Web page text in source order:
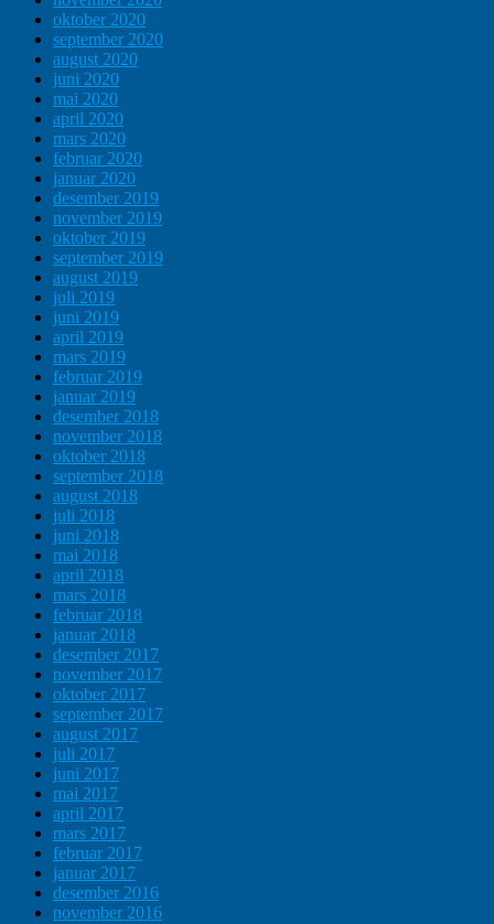
oktober 2020
september 2020
august 2020
juni 2020
mai 2020
april 2020
mars 2020
februar 2020
januar 2020
desember 2019
november 2019
oktober 2019
september 2019
august 2019
juli 2019
juni 2019
april 2019
mars 2019
februar 2019
januar 2019
desember 2018
november 2018
oktober 2018
september 2018
august 2018
juli 2018
juni 2018
mai 2018
april 2018
mars 2018
februar 2018
januar 2018
desember 2017
november 2017
oktober 2017
september 2017
august 2017
juli 2017
juni 2017
mai 2017
april 2017
mars 2017
februar 2017
januar 2017
desember 2016
november 2016